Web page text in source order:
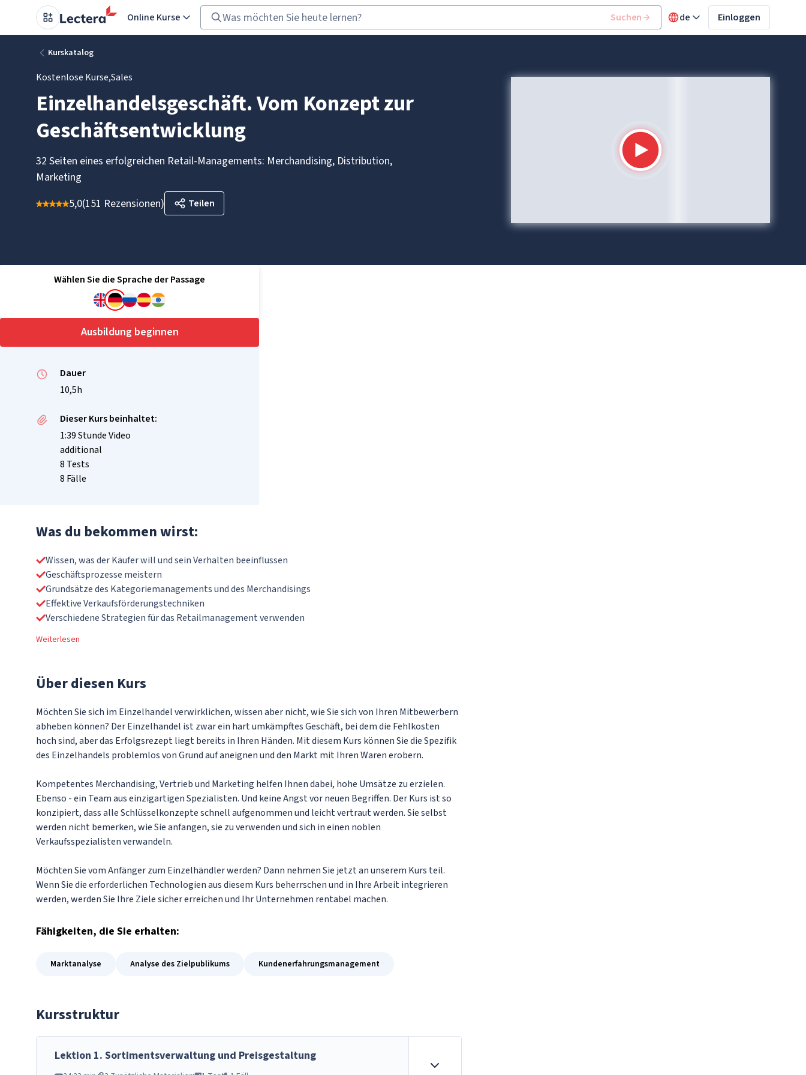
Online Kurse Suchen de Einloggen
Kurskatalog
Kostenlose Kurse,Sales
Einzelhandelsgeschäft. Vom Konzept zur
Geschäftsentwicklung
32 Seiten eines erfolgreichen Retail-Managements: Merchandising, Distribution,
Marketing
5,0(151 Rezensionen) Teilen
Wählen Sie die Sprache der Passage
Ausbildung beginnen
Dauer
10,5h
Dieser Kurs beinhaltet:
1:39 Stunde Video
additional
8 Tests
8 Fälle
Was du bekommen wirst:
Wissen, was der Käufer will und sein Verhalten beeinflussen
Geschäftsprozesse meistern
Grundsätze des Kategoriemanagements und des Merchandisings
Effektive Verkaufsförderungstechniken
Verschiedene Strategien für das Retailmanagement verwenden
Weiterlesen
Überdiesen Kurs
Möchten Sie sich im Einzelhandel verwirklichen, wissen aber nicht, wie Sie sich von Ihren Mitbewerbern
abheben können? Der Einzelhandel ist zwar ein hart umkämpftes Geschäft, bei dem die Fehlkosten
hoch sind, aber das Erfolgsrezept liegt bereits in Ihren Händen. Mit diesem Kurs können Sie die Spezifik
des Einzelhandels problemlos von Grund auf aneignen und den Markt mit Ihren Waren erobern.
Kompetentes Merchandising, Vertrieb und Marketing helfen Ihnen dabei, hohe Umsätze zu erzielen.
Ebenso - ein Team aus einzigartigen Spezialisten. Und keine Angst vor neuen Begriffen. Der Kurs ist so
konzipiert, dass alle Schlüsselkonzepte schnell aufgenommen und leicht vertraut werden. Sie selbst
werden nicht bemerken, wie Sie anfangen, sie zu verwenden und sich in einen noblen
Verkaufsspezialisten verwandeln.
Möchten Sie vom Anfänger zum Einzelhändler werden? Dann nehmen Sie jetzt an unserem Kurs teil.
Wenn Sie die erforderlichen Technologien aus diesem Kurs beherrschen und in Ihre Arbeit integrieren
werden, werden Sie Ihre Ziele sicher erreichen und Ihr Unternehmen rentabel machen.
Fähigkeiten, die Sie erhalten:
Marktanalyse Analyse des Zielpublikums Kundenerfahrungsmanagement
Kursstruktur
Lektion 1. Sortimentsverwaltung und Preisgestaltung